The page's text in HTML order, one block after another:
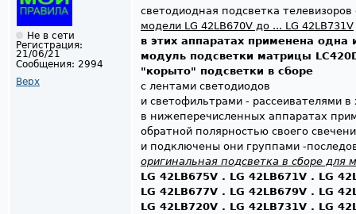
Не в сети
Регистрация:
21/06/21
Сообщения: 2994
Верх
светодиодная подсветка
модели LG 42LB670V до ... LG 42LB731V
в этих аппаратах применена
модуль подсветки матрицы
"корыто" подсветки в сборе
с лентами светодиодов
и светофильтрами - рассеивателями
в нижеперечисленных аппаратах
обратной полярностью своего
и подключены они группами -
оригинальная подсветка в сборе для
LG 42LB675V . LG 42LB671V . LG
LG 42LB677V . LG 42LB679V . LG
LG 42LB720V . LG 42LB731V . LG